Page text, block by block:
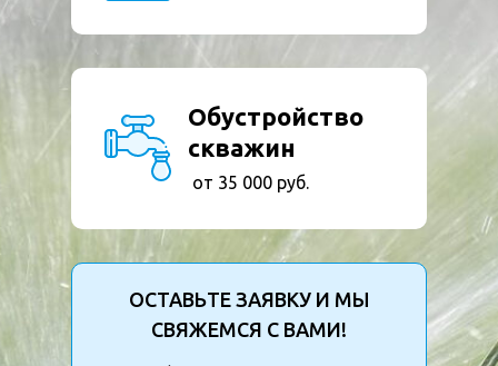
ОСТАВЬТЕ ЗАЯВКУ И МЫ
СВЯЖЕМСЯ С ВАМИ!
Обустройство
скважин
от 35 000 руб.